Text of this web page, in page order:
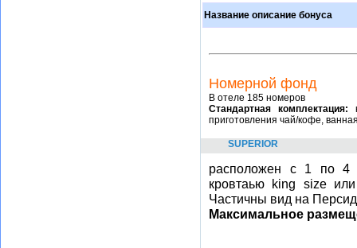
Название описание бонуса
Номерной фонд
В отеле 185 номеров
Стандартная комплектация:
приготовления чай/кофе,
SUPERIOR
расположен с 1 по 4
кровтаью king size
Частичны вид на
Максимальное